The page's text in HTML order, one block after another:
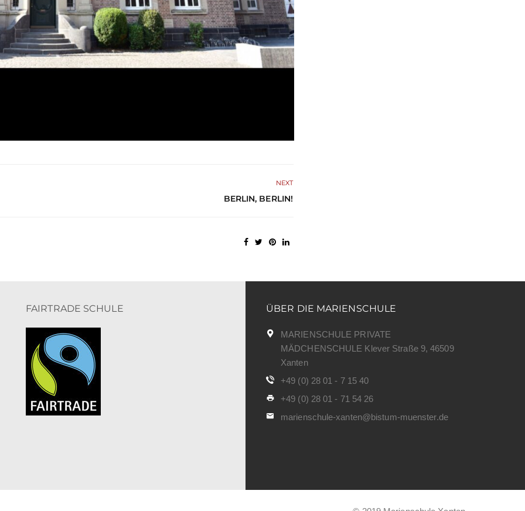
NEXT
BERLIN, BERLIN!
FAIRTRADE SCHULE ÜBER DIE MARIENSCHULE
MARIENSCHULE PRIVATE
MÄDCHENSCHULE Klever Straße 9, 46509
Xanten
+49 (0) 28 01 - 7 15 40
+49 (0) 28 01 - 71 54 26
marienschule-xanten@bistum-muenster.de